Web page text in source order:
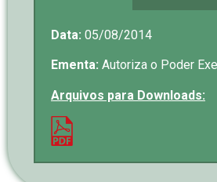
Data: 05/08/2014
Ementa: Autoriza o Poder
Arquivos para Downloads: